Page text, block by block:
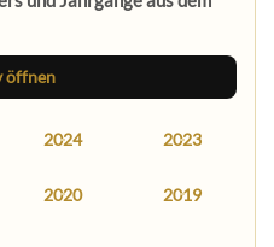
öffnen
2024 2023
2020 2019